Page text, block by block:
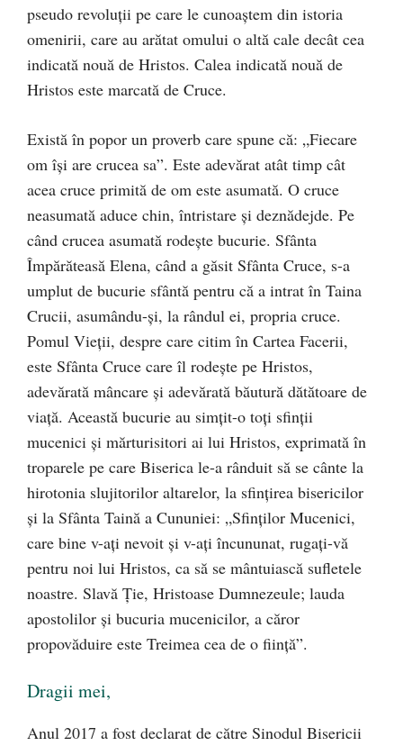
pseudo revoluții pe care le cunoaștem din istoria
omenirii, care au arătat omului o altă cale decât cea
indicată nouă de Hristos. Calea indicată nouă de
Hristos este marcată de Cruce.
Există în popor un proverb care spune că: „Fiecare
om își are crucea sa”. Este adevărat atât timp cât
acea cruce primită de om este asumată. O cruce
neasumată aduce chin, întristare și deznădejde. Pe
când crucea asumată rodește bucurie. Sfânta
Împărăteasă Elena, când a găsit Sfânta Cruce, s-a
umplut de bucurie sfântă pentru că a intrat în Taina
Crucii, asumându-și, la rândul ei, propria cruce.
Pomul Vieții, despre care citim în Cartea Facerii,
este Sfânta Cruce care îl rodește pe Hristos,
adevărată mâncare și adevărată băutură dătătoare de
viață. Această bucurie au simțit-o toți sfinții
mucenici și mărturisitori ai lui Hristos, exprimată în
troparele pe care Biserica le-a rânduit să se cânte la
hirotonia slujitorilor altarelor, la sfințirea bisericilor
și la Sfânta Taină a Cununiei: „Sfinţilor Mucenici,
care bine v-aţi nevoit şi v-aţi încununat, rugaţi-vă
pentru noi lui Hristos, ca să se mântuiască sufletele
noastre. Slavă Ţie, Hristoase Dumnezeule; lauda
apostolilor şi bucuria mucenicilor, a căror
propovăduire este Treimea cea de o fiinţă”.
Dragii mei,
Anul 2017 a fost declarat de către Sinodul Bisericii